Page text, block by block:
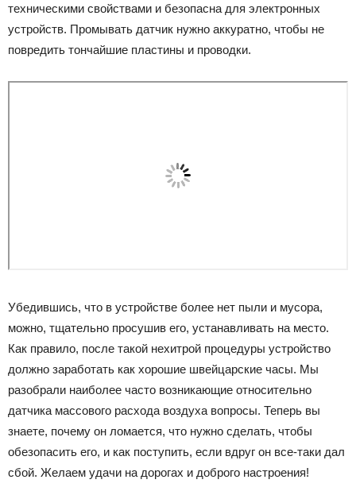
техническими свойствами и безопасна для электронных
устройств. Промывать датчик нужно аккуратно, чтобы не
повредить тончайшие пластины и проводки.
Убедившись, что в устройстве более нет пыли и мусора,
можно, тщательно просушив его, устанавливать на место.
Как правило, после такой нехитрой процедуры устройство
должно заработать как хорошие швейцарские часы. Мы
разобрали наиболее часто возникающие относительно
датчика массового расхода воздуха вопросы. Теперь вы
знаете, почему он ломается, что нужно сделать, чтобы
обезопасить его, и как поступить, если вдруг он все-таки дал
сбой. Желаем удачи на дорогах и доброго настроения!